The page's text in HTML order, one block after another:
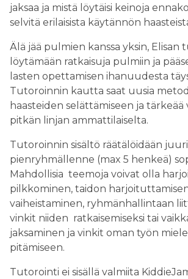
jaksaa ja mistä löytäisi keinoja
selvitä erilaisista käytännön
Älä jää pulmien kanssa yksin,
löytämään ratkaisuja pulmiin ja
lasten opettamisen ihanuudesta
Tutoroinnin kautta saat uusia
haasteiden selättämiseen ja
pitkän linjan ammattilaiselta.
Tutoroinnin sisältö räätälöidään
pienryhmällenne (max 5 henkeä)
Mahdollisia teemoja voivat olla
pilkkominen, taidon
vaiheistaminen, ryhmänhallintaan
vinkit niiden ratkaisemiseksi tai
jaksaminen ja vinkit oman työn
pitämiseen.
Tutorointi ei sisällä valmiita